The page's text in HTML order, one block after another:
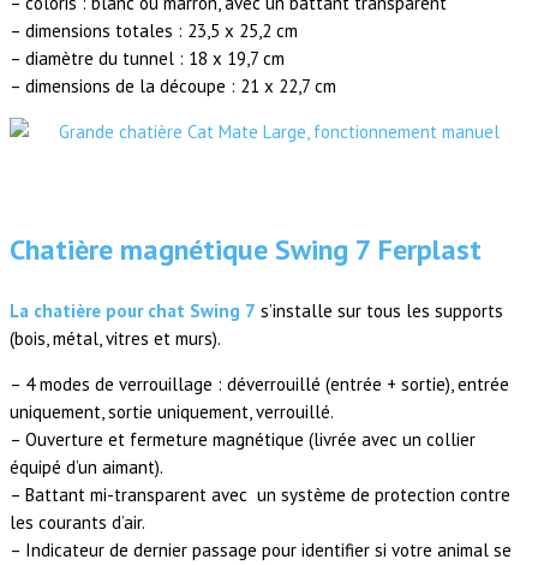
– dimensions totales : 23,5 x 25,2 cm
– diamètre du tunnel : 18 x 19,7 cm
– dimensions de la découpe : 21 x 22,7 cm
Chatière magnétique Swing 7 Ferplast
La chatière pour chat Swing 7 s’installe sur tous les supports
(bois, métal, vitres et murs).
– 4 modes de verrouillage : déverrouillé (entrée + sortie), entrée
uniquement, sortie uniquement, verrouillé.
– Ouverture et fermeture magnétique (livrée avec un collier
équipé d’un aimant).
– Battant mi-transparent avec un système de protection contre
les courants d’air.
– Indicateur de dernier passage pour identifier si votre animal se